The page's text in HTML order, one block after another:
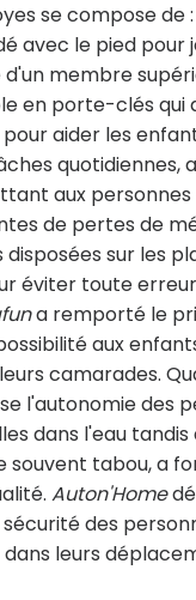
se compose de :
avec le pied pour
membre
en porte-clés qui
aider les
quotidiennes,
aux
de pertes de
sur les
éviter toute erreur
a remporté le
aux
camarades.
l'autonomie des
dans l'eau tandis
souvent tabou, a
Auton'Home
des
leurs